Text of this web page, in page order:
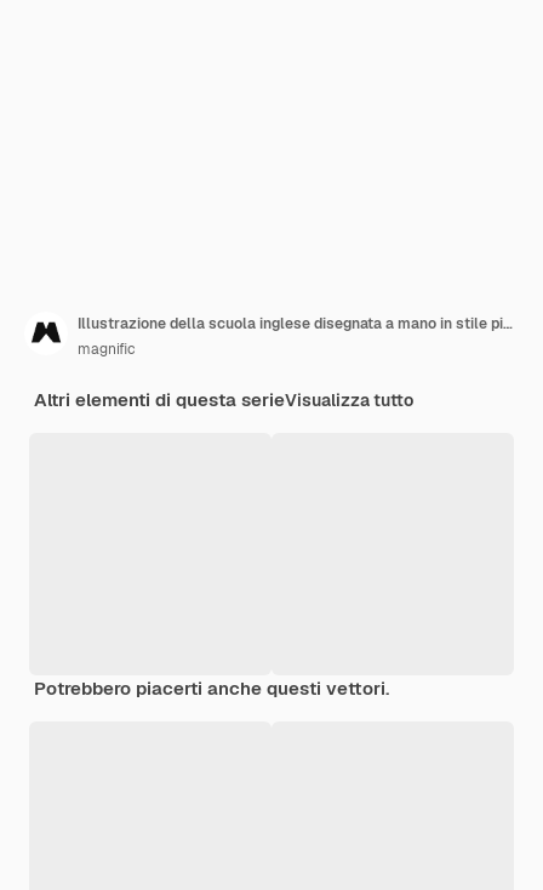
Illustrazione della scuola inglese disegnata a mano in stile piano
magnific
Altri elementi di questa serieVisualizza tutto
Potrebbero piacerti anche questi vettori.